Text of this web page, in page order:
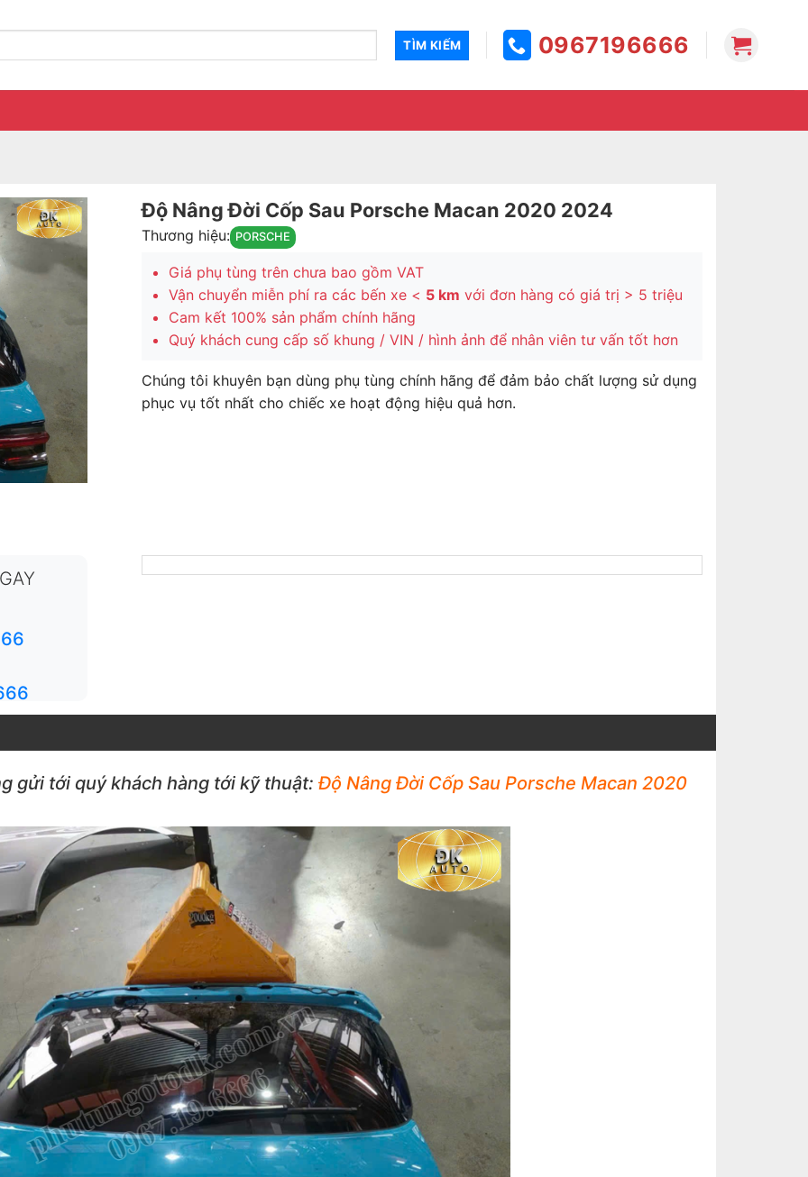
0967196666
Độ Nâng Đời Cốp Sau Porsche Macan 2020 2024
Thương hiệu: PORSCHE
Giá phụ tùng trên chưa bao gồm VAT
Vận chuyển miễn phí ra các bến xe < 5 km với đơn hàng có giá trị > 5 triệu
Cam kết 100% sản phẩm chính hãng
Quý khách cung cấp số khung / VIN / hình ảnh để nhân viên tư vấn tốt hơn
Chúng tôi khuyên bạn dùng phụ tùng chính hãng để đảm bảo chất lượng sử dụng
phục vụ tốt nhất cho chiếc xe hoạt động hiệu quả hơn.
gửi tới quý khách hàng tới kỹ thuật: Độ Nâng Đời Cốp Sau Porsche Macan 2020